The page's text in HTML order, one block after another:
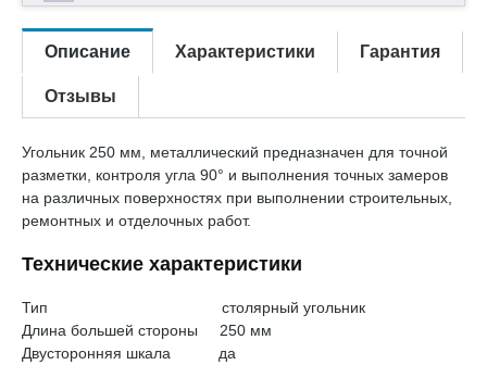
Описание Характеристики Гарантия
Отзывы
Угольник 250 мм, металлический предназначен для точной
разметки, контроля угла 90° и выполнения точных замеров
на различных поверхностях при выполнении строительных,
ремонтных и отделочных работ.
Технические характеристики
Тип столярный угольник
Длина большей стороны 250 мм
Двусторонняя шкала да